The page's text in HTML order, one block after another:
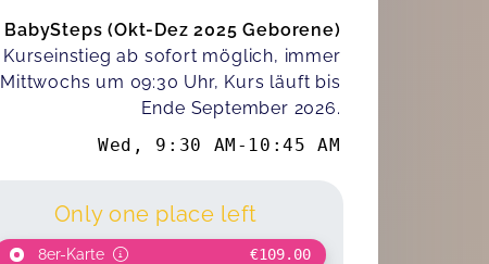
BabySteps (Okt-Dez 2025 Geborene)
Kurseinstieg ab sofort möglich, immer
Mittwochs um 09:30 Uhr, Kurs läuft bis
Ende September 2026.
Wed , 9:30 AM - 10:45 AM
Only one place left
8er-Karte €109.00